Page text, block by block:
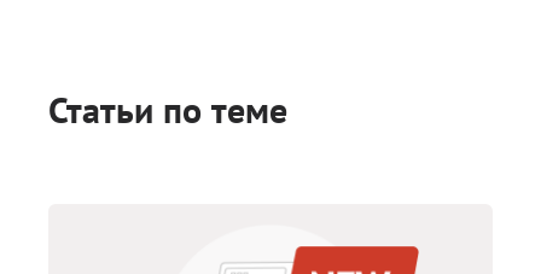
Статьи по теме